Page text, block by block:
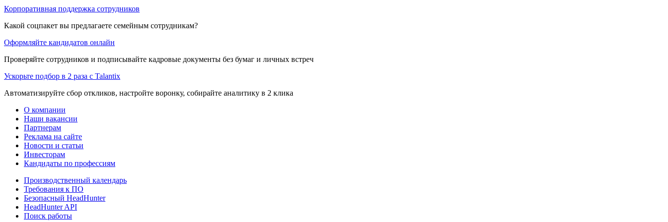
Корпоративная поддержка сотрудников
Какой соцпакет вы предлагаете семейным сотрудникам?
Оформляйте кандидатов онлайн
Проверяйте сотрудников и подписывайте кадровые документы без бумаг и личных встреч
Ускорьте подбор в 2 раза с Talantix
Автоматизируйте сбор откликов, настройте воронку, собирайте аналитику в 2 клика
О компании
Наши вакансии
Партнерам
Реклама на сайте
Новости и статьи
Инвесторам
Кандидаты по профессиям
Производственный календарь
Требования к ПО
Безопасный HeadHunter
HeadHunter API
Поиск работы